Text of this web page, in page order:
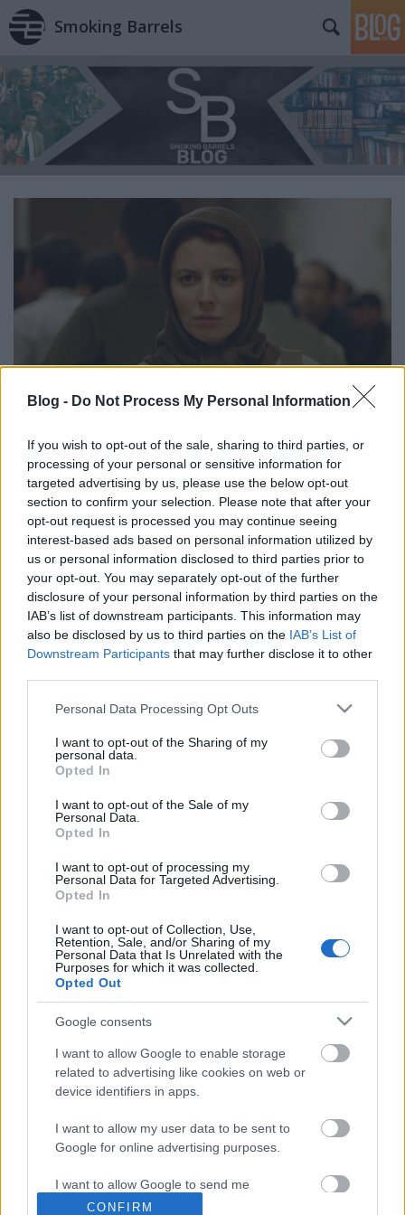
Blog - Do Not Process My Personal Information
If you wish to opt-out of the sale, sharing to third parties, or
processing of your personal or sensitive information for
targeted advertising by us, please use the below opt-out
section to confirm your selection. Please note that after your
opt-out request is processed you may continue seeing
interest-based ads based on personal information utilized by
us or personal information disclosed to third parties prior to
your opt-out. You may separately opt-out of the further
disclosure of your personal information by third parties on the
IAB’s list of downstream participants. This information may
also be disclosed by us to third parties on the IAB’s List of
Downstream Participants that may further disclose it to other
Please note that this website/app uses one or more Google
not limited to your visit or usage behaviour. You may click to
grant or deny consent to Google and its third-party tags to
use your data for below specified purposes in below Google
consent section.
Personal Data Processing Opt Outs
I want to opt-out of the Sharing of my
personal data.
Opted In
I want to opt-out of the Sale of my
Personal Data.
Opted In
I want to opt-out of processing my
Personal Data for Targeted Advertising.
Opted In
I want to opt-out of Collection, Use,
Retention, Sale, and/or Sharing of my
Personal Data that Is Unrelated with the
Purposes for which it was collected.
Opted Out
Google consents
I want to allow Google to enable storage
related to advertising like cookies on web or
device identifiers in apps.
I want to allow my user data to be sent to
Google for online advertising purposes.
I want to allow Google to send me
personalized advertising.
CONFIRM
Smoking Barrels
Nader és Simin - Egy elválás
története / Jodaeiye Nader az Simin
(2011)
Bruse•2012. június 10.
Az iráni filmkészítés az aranykorát éli. Évről évre
szerepelnek egy-egy neves európai filmfesztivál
versenyprogramjában többnyire sikerrel. Az elmúlt
után ismét egy berlini sikert könyvelhet el,…
Prometheus (2012)
Mint ahogy korábbi listámon olvashattátok, repesve
mert az előzetes ígéretek és reklámanyagok igencsak
meggyőztek arról, hogy látnom kell a filmet. Így hát
a filmet. Lássuk hogy…
Sorozat: Game of Thrones 2. évad
Talán nem túlzok nagyon, ha azt mondom, a Trónok
harca a tavalyi év messze legjobb újonca volt, de azt
meg merem kockáztatni, hogy egy új szintre emelte
a TV-sorozatokat. Ennek kösznhetően aztán 2011
júniusának közepén hatalmas mennyiségű
nyálcsorgató rajongót hagyott maga…
Made in Hollywood / Somewhere